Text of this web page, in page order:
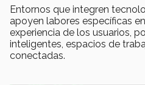
Entornos que integren
apoyen labores específicas
experiencia de los usuarios,
inteligentes, espacios de
conectadas.